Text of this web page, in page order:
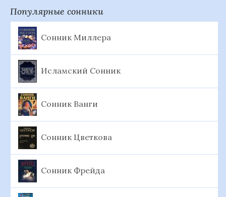
Популярные сонники
Сонник Миллера
Исламский Сонник
Сонник Ванги
Сонник Цветкова
Сонник Фрейда